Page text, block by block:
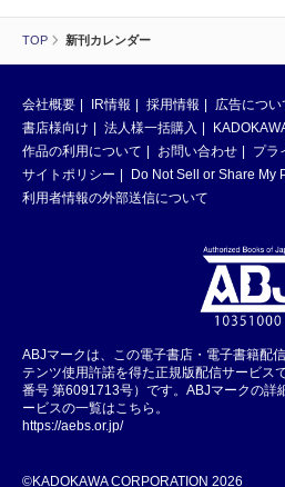
TOP 新刊カレンダー
会社概要 IR情報 採用情報 広告につい
書店様向け
法人様一括購入
作品の利用について
お問い合わせ
プラ
サイトポリシー
Do Not Sell or Share My
利用者情報の外部送信について
ABJマークは、この電子書店・電子書籍配
テンツ使用許諾を得た正規版配信サービス
番号 第6091713号）です。ABJマークの詳
ービスの一覧はこちら。
https://aebs.or.jp/
©KADOKAWA CORPORATION 2026